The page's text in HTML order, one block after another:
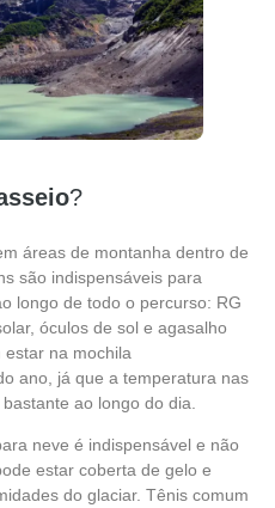
?
áreas de montanha dentro de
são indispensáveis para
longo de todo o percurso: RG
óculos de sol e agasalho
na mochila
ano, já que a temperatura nas
ao longo do dia.
neve é indispensável e não
estar coberta de gelo e
do glaciar. Tênis comum